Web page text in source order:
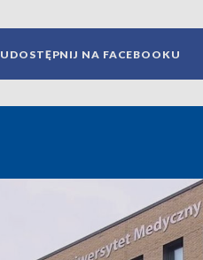
UDOSTĘPNIJ NA FACEBOOKU